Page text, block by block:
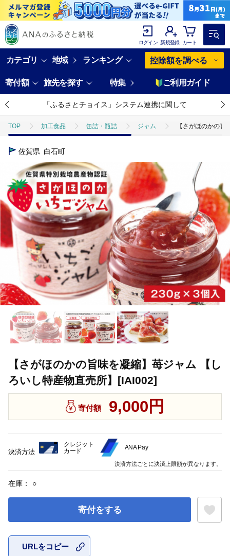
ログイン 新規登録 カート
カテゴリ 地域 ランキング 控除額を調べる
寄付額 旅先を探す 特集 ご利用ガイド
「ふるさとチョイス」システム連携に関して
TOP 加工食品 缶詰・瓶詰 ジャム 【さがほのかの
佐賀県 白石町
【さがほのかの旨味を凝縮】苺ジャム 【し
ろいし特産物直売所】[IAI002]
寄付額 9,000円
在庫： ○
寄付をする
URLをコピー
決済方法
クレジット
カード
ANA Pay
決済方法ごとに決済上限額が異なります。